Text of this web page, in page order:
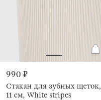
990 ₽
Стакан для зубных щеток,
11 см, White stripes